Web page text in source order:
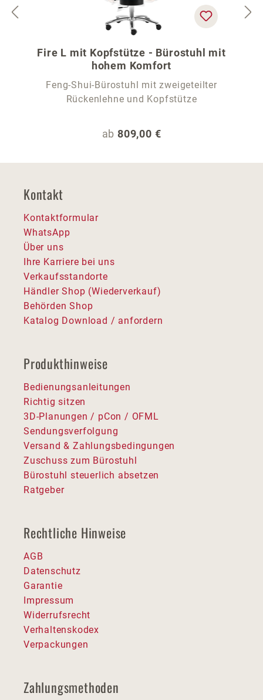
Fire L mit Kopfstütze - Bürostuhl mit
hohem Komfort
Feng-Shui-Bürostuhl mit zweigeteilter
Rückenlehne und Kopfstütze
Regulärer Preis:
ab 809,00 €
Kontakt
Kontaktformular
WhatsApp
Über uns
Ihre Karriere bei uns
Verkaufsstandorte
Händler Shop (Wiederverkauf)
Behörden Shop
Katalog Download / anfordern
Produkthinweise
Bedienungsanleitungen
Richtig sitzen
3D-Planungen / pCon / OFML
Sendungsverfolgung
Versand & Zahlungsbedingungen
Zuschuss zum Bürostuhl
Bürostuhl steuerlich absetzen
Ratgeber
Rechtliche Hinweise
AGB
Datenschutz
Garantie
Impressum
Widerrufsrecht
Verhaltenskodex
Verpackungen
Zahlungsmethoden